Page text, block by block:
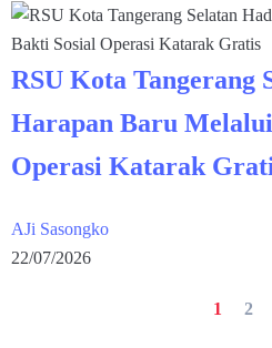
RSU Kota Tangerang
Harapan Baru
Operasi Katarak
AJi Sasongko
22/07/2026
1 2